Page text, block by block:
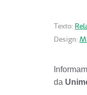
Texto:
Design:
da